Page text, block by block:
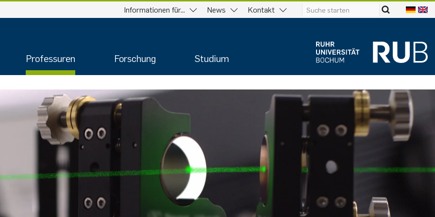
Informationen für... News Kontakt
Professuren Forschung Studium